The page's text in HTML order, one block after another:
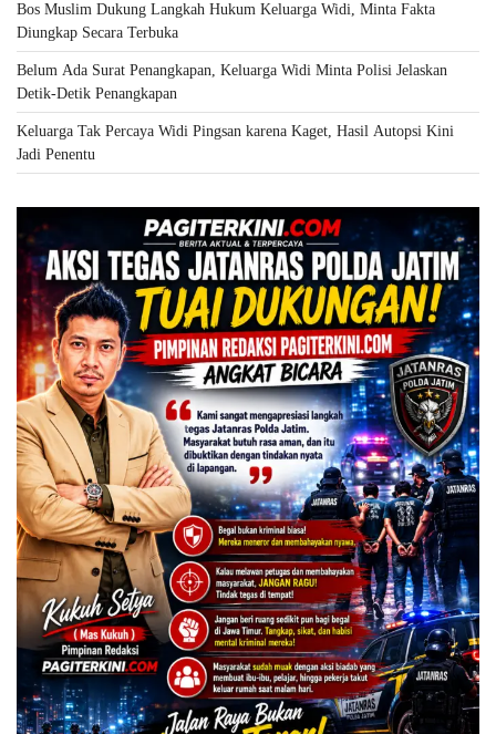
Bos Muslim Dukung Langkah Hukum Keluarga Widi, Minta Fakta
Diungkap Secara Terbuka
Belum Ada Surat Penangkapan, Keluarga Widi Minta Polisi Jelaskan
Detik-Detik Penangkapan
Keluarga Tak Percaya Widi Pingsan karena Kaget, Hasil Autopsi Kini
Jadi Penentu